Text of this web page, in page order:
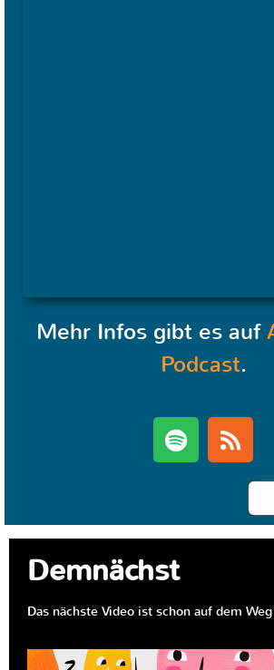
Mehr Infos gibt es auf
Podcast.
Demnächst
Das nächste Video ist schon auf dem Weg